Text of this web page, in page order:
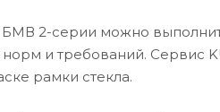
2-серии можно
и требований. Сервис
рамки стекла.